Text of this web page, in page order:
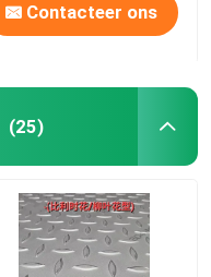
Contacteer ons
(25)